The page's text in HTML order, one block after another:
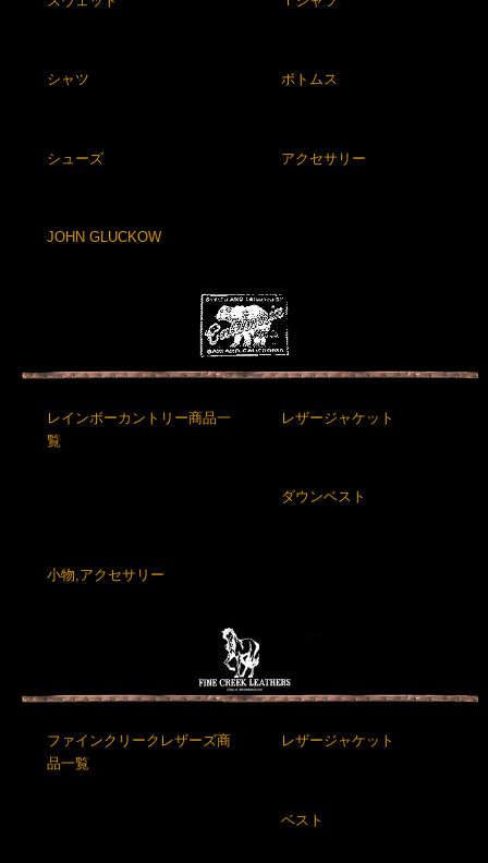
シャツ ボトムス
シューズ アクセサリー
JOHN GLUCKOW
レインボーカントリー商品一
覧
レザージャケット
ダウンベスト
小物,アクセサリー
ファインクリークレザーズ商
品一覧
レザージャケット
ベスト